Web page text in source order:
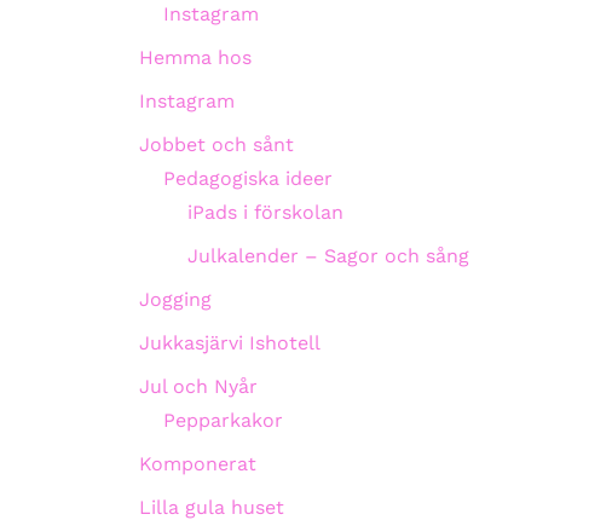
Instagram
Hemma hos
Instagram
Jobbet och sånt
Pedagogiska ideer
iPads i förskolan
Julkalender – Sagor och sång
Jogging
Jukkasjärvi Ishotell
Jul och Nyår
Pepparkakor
Komponerat
Lilla gula huset